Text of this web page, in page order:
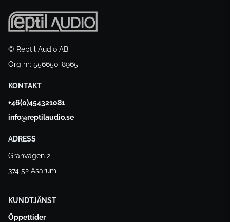
© Reptil Audio AB
Org nr: 556650-8965
KONTAKT
+46(0)454321081
info@reptilaudio.se
ADRESS
Granvägen 2
374 52 Asarum
KUNDTJÄNST
Öppettider